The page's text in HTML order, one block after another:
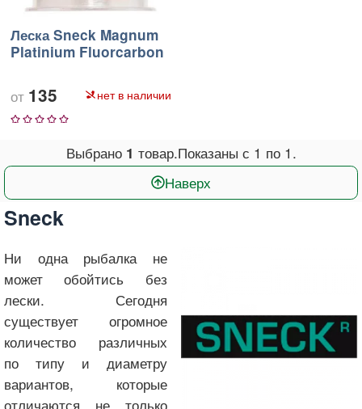
Леска Sneck Magnum
Platinium Fluorcarbon
135 нет в наличии
1 2 3 4 5
Выбрано 1 товар.Показаны с 1 по 1 .
Наверх
Sneck
Ни одна рыбалка не
может обойтись без
лески. Сегодня
существует огромное
количество различных
по типу и диаметру
вариантов, которые
отличаются не только